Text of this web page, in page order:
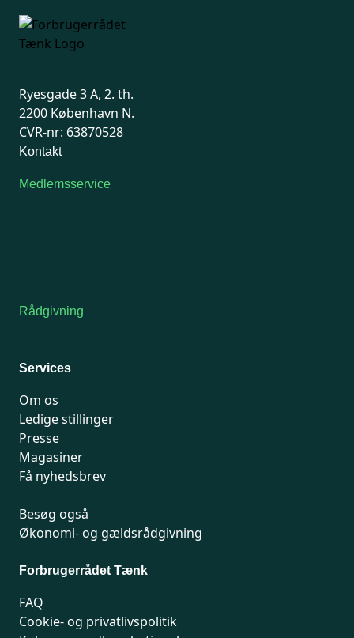
Ryesgade 3 A, 2. th.
2200 København N.
CVR-nr: 63870528
Kontakt
Medlemsservice
Rådgivning
Services
Om os
Ledige stillinger
Presse
Magasiner
Få nyhedsbrev
Besøg også
Økonomi- og gældsrådgivning
Forbrugerrådet Tænk
FAQ
Cookie- og privatlivspolitik